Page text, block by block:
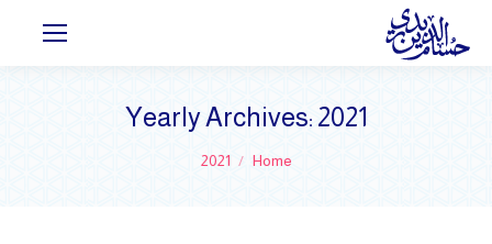
Yearly Archives: 2021
You are here:
Home
2021